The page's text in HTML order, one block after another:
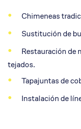
Chimeneas
Sustitución de
Restauración de
tejados.
Tapajuntas de
Instalación de